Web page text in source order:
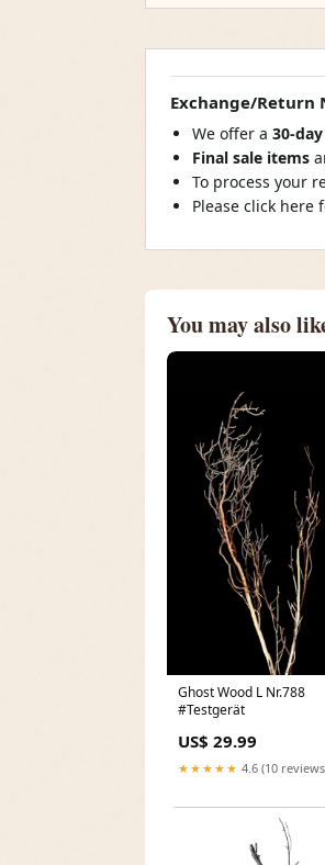
Exchange/Return
We offer a 30-day
Final sale items
To process your
Please click here
You may also
Ghost Wood L Nr.788
#Testgerät
US$ 29.99
★★★★★ 4.6 (10